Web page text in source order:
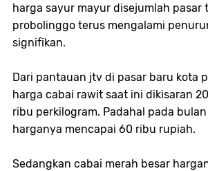
harga sayur mayur disejumlah pasar
probolinggo terus mengalami
signifikan.
Dari pantauan jtv di pasar baru kota
harga cabai rawit saat ini dikisaran
ribu perkilogram. Padahal pada
harganya mencapai 60 ribu rupiah.
Sedangkan cabai merah besar